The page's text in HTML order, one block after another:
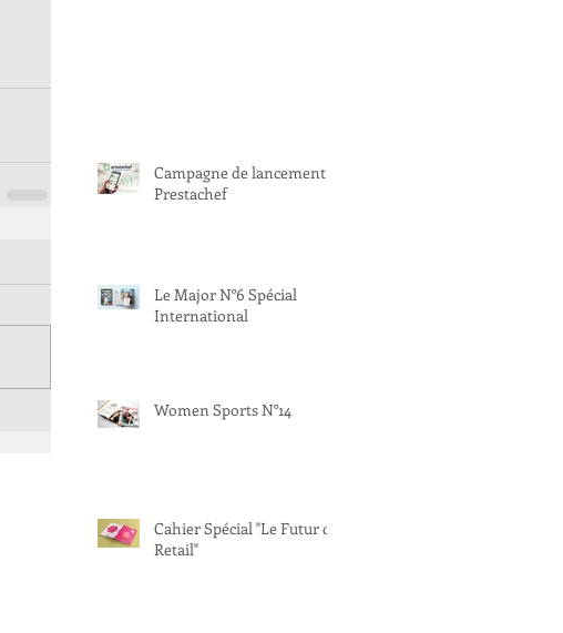
Campagne de lancement
Prestachef
Le Major N°6 Spécial
International
Women Sports N°14
Cahier Spécial "Le Futur du
Retail"